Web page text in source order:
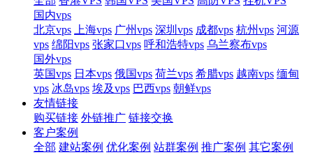
国内vps
北京vps
上海vps 广州vps 深圳vps 成都vps 杭州vps 河源
vps 绵阳vps 张家口vps 呼和浩特vps 乌兰察布vps
国外vps
英国vps 日本vps 俄国vps 荷兰vps 希腊vps 越南vps 缅甸
vps 冰岛vps 埃及vps 巴西vps 朝鲜vps
友情链接
购买链接 外链推广 链接交换
客户案例
全部 建站案例 优化案例 站群案例 推广案例 其它案例